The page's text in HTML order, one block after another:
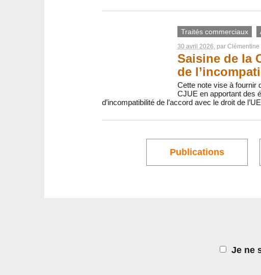
Traités commerciaux
30 avril 2026 , par Clémentine
Saisine de la
de
Cette note vise à fournir
CJUE en apportant des
d’incompatibilité de l’accord avec le droit de
Publications
Je ne